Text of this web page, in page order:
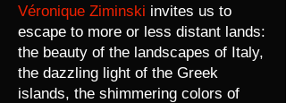
Véronique Ziminski invites us to
escape to more or less distant lands:
the beauty of the landscapes of Italy,
the dazzling light of the Greek
islands, the shimmering colors of